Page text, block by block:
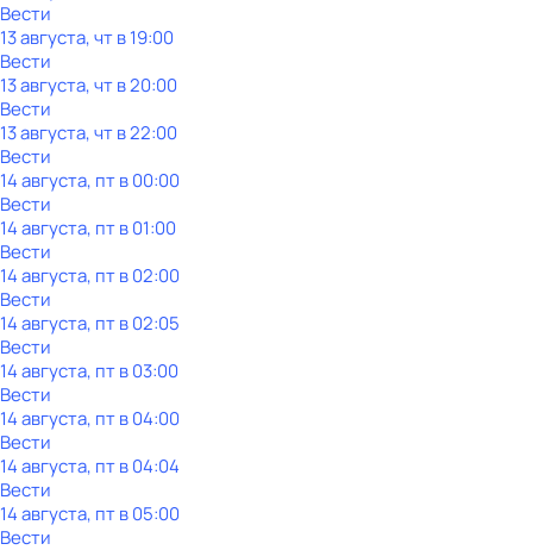
Вести
13 августа, чт в 19:00
Вести
13 августа, чт в 20:00
Вести
13 августа, чт в 22:00
Вести
14 августа, пт в 00:00
Вести
14 августа, пт в 01:00
Вести
14 августа, пт в 02:00
Вести
14 августа, пт в 02:05
Вести
14 августа, пт в 03:00
Вести
14 августа, пт в 04:00
Вести
14 августа, пт в 04:04
Вести
14 августа, пт в 05:00
Вести